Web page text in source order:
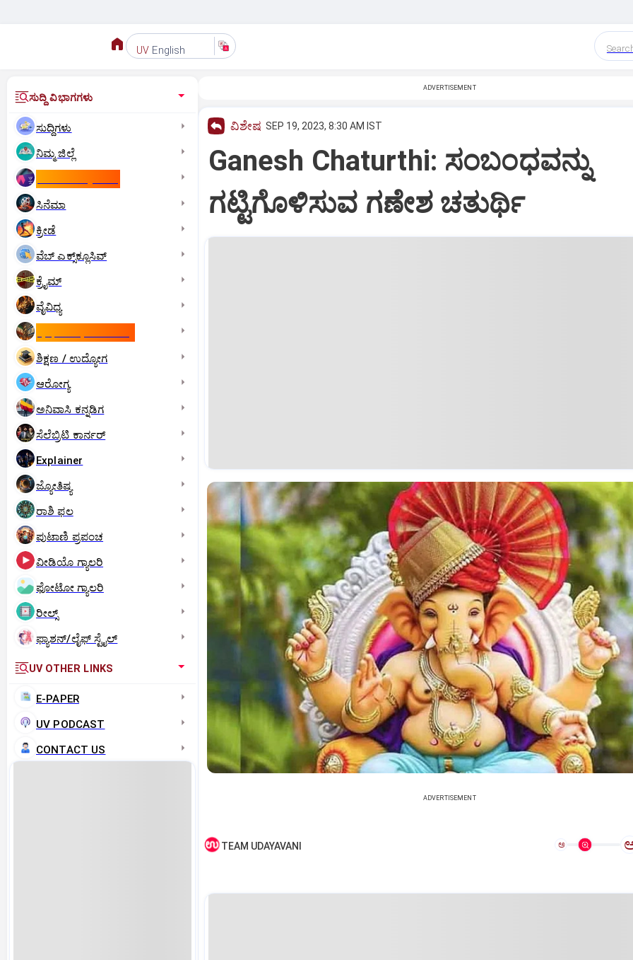
UV English
ಸುದ್ದಿ ವಿಭಾಗಗಳು
ಸುದ್ದಿಗಳು
ನಿಮ್ಮ ಜಿಲ್ಲೆ
ಸಿನೆಮಾ
ಕ್ರೀಡೆ
ವೆಬ್ ಎಕ್ಸ್‌ಕ್ಲೂಸಿವ್
ಕ್ರೈಮ್
ವೈವಿಧ್ಯ
ಶಿಕ್ಷಣ / ಉದ್ಯೋಗ
ಆರೋಗ್ಯ
ಅನಿವಾಸಿ ಕನ್ನಡಿಗ
ಸೆಲೆಬ್ರಿಟಿ ಕಾರ್ನರ್‌
Explainer
ಜ್ಯೋತಿಷ್ಯ
ರಾಶಿ ಫಲ
ಪುಟಾಣಿ ಪ್ರಪಂಚ
ವೀಡಿಯೊ ಗ್ಯಾಲರಿ
ಫೋಟೋ ಗ್ಯಾಲರಿ
ರೀಲ್ಸ್
ಫ್ಯಾಶನ್/ಲೈಫ್‌ ಸ್ಟೈಲ್
UV OTHER LINKS
E-PAPER
UV PODCAST
CONTACT US
ADVERTISEMENT
ವಿಶೇಷ SEP 19, 2023, 8:30 AM IST
Ganesh Chaturthi: ಸಂಬಂಧವನ್ನು
ಗಟ್ಟಿಗೊಳಿಸುವ ಗಣೇಶ ಚತುರ್ಥಿ
ADVERTISEMENT
TEAM UDAYAVANI ಅ